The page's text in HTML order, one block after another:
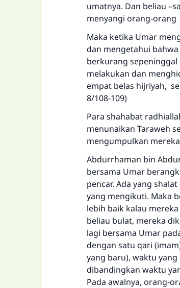
umatnya. Dan beliau
menyangi orang-
Maka ketika Umar
dan mengetahui
berkurang sepeninggal
melakukan dan
empat belas hijriyah,
8/108-109)
Para shahabat
menunaikan Taraweh
mengumpulkan
Abdurrhaman bin
bersama Umar
pencar. Ada yang
yang mengikuti. Maka
lebih baik kalau
beliau bulat, mereka
lagi bersama Umar
dengan satu qari
yang baru), waktu
dibandingkan waktu
Pada awalnya, orang-
Bantu
"Siapa